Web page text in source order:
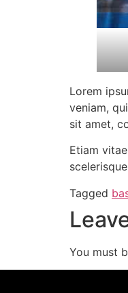
Lorem
veniam,
sit amet,
Etiam
Tagged
You must